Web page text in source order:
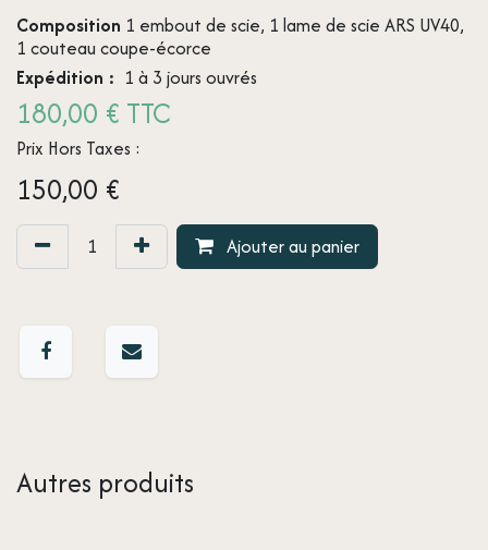
Composition 1 embout de scie, 1 lame de scie ARS UV40,
1 couteau coupe-écorce
Expédition : 1 à 3 jours ouvrés
180,00 € TTC
Prix Hors Taxes :
150,00 €
Ajouter au panier
Autres produits